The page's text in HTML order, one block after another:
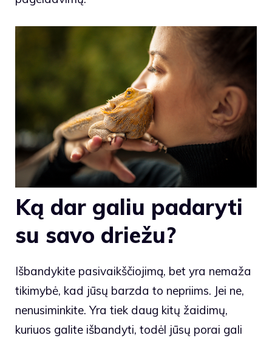
Ką dar galiu padaryti
su savo driežu?
Išbandykite pasivaikščiojimą, bet yra nemaža
tikimybė, kad jūsų barzda to nepriims. Jei ne,
nenusiminkite. Yra tiek daug kitų žaidimų,
kuriuos galite išbandyti, todėl jūsų porai gali